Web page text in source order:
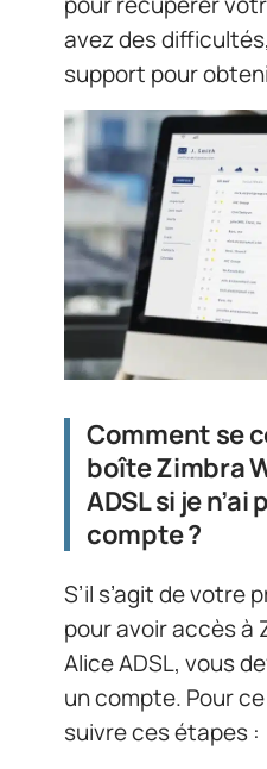
avez des
support pour
Comment se
boîte Zimbra
ADSL si je
compte ?
S’il s’agit de votre
pour avoir accès à
Alice ADSL, vous
un compte. Pour
suivre ces étapes :